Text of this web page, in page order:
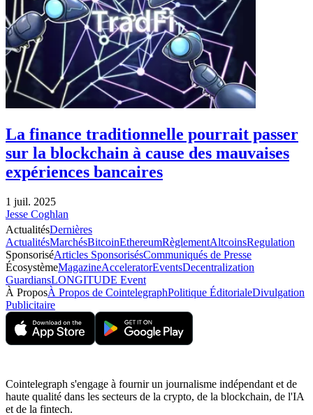
La finance traditionnelle pourrait passer
sur la blockchain à cause des mauvaises
expériences bancaires
1 juil. 2025
Jesse Coghlan
ActualitésDernières
ActualitésMarchésBitcoinEthereumRèglementAltcoinsRegulation
SponsoriséArticles SponsorisésCommuniqués de Presse
ÉcosystèmeMagazineAcceleratorEventsDecentralization
GuardiansLONGITUDE Event
À ProposÀ Propos de CointelegraphPolitique ÉditorialeDivulgation
Publicitaire
Cointelegraph s'engage à fournir un journalisme indépendant et de
haute qualité dans les secteurs de la crypto, de la blockchain, de l'IA
et de la fintech.